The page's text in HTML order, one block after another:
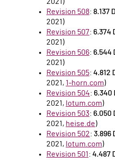
2021)
Revision 508: 8.137
2021)
Revision 507: 6.374
2021)
Revision 506: 6.544
2021)
Revision 505: 4.812
2021, 1-horn.com)
Revision 504: 6.340
2021, lotum.com)
Revision 503: 6.050
2021, heise.de)
Revision 502: 3.896
2021, lotum.com)
Revision 501 : 4.487